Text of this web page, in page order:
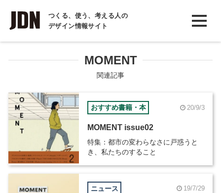
つくる、使う、考える人の
デザイン情報サイト
INTERVIEW
インタビュー
COLUMN
コラム
MOMENT
関連記事
おすすめ書籍・本 20/9/3
MOMENT issue02
特集：都市の変わらなさに戸惑うと
き、私たちのすること
ニュース 19/7/29